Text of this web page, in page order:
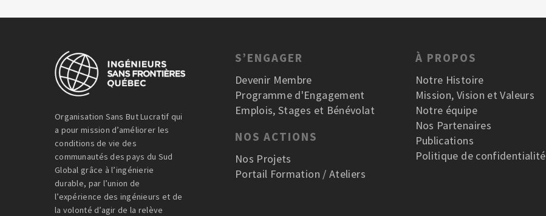
Organisation Sans But Lucratif qui
a pour mission d’améliorer les
conditions de vie des
communautés des pays du Sud
Global grâce à l’ingénierie
durable, par l’union de
l’expérience des ingénieurs et de
la volonté d’agir de la relève
S’ENGAGER
Devenir Membre
Programme d'Engagement
Emplois, Stages et Bénévolat
NOS ACTIONS
Nos Projets
Portail Formation / Ateliers
À PROPOS
Notre Histoire
Mission, Vision et Valeurs
Notre équipe
Nos Partenaires
Publications
Politique de confidentialité